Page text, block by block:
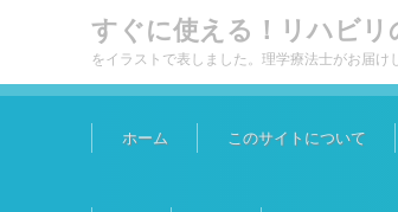
すぐに使える！リハビリ
をイラストで表しました。理学療法士がお届け
コンテンツに移動
ホーム このサイトについて